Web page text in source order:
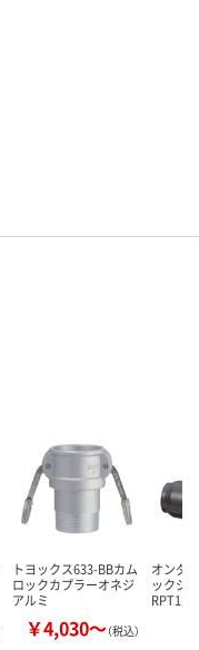
トヨックス633-BBカム
ロックカプラーオネジ
アルミ
￥4,030～（税込）
オンダ
ックジ
RPT1